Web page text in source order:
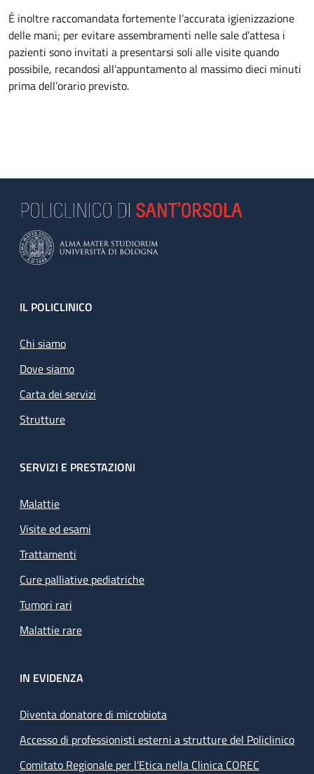
É inoltre raccomandata fortemente l’accurata igienizzazione
delle mani; per evitare assembramenti nelle sale d’attesa i
pazienti sono invitati a presentarsi soli alle visite quando
possibile, recandosi all'appuntamento al massimo dieci minuti
prima dell’orario previsto.
Footer
IL POLICLINICO
Chi siamo
Dove siamo
Carta dei servizi
Strutture
SERVIZI E PRESTAZIONI
Malattie
Visite ed esami
Trattamenti
Cure palliative pediatriche
Tumori rari
Malattie rare
IN EVIDENZA
Diventa donatore di microbiota
Accesso di professionisti esterni a strutture del Policlinico
Comitato Regionale per l’Etica nella Clinica COREC